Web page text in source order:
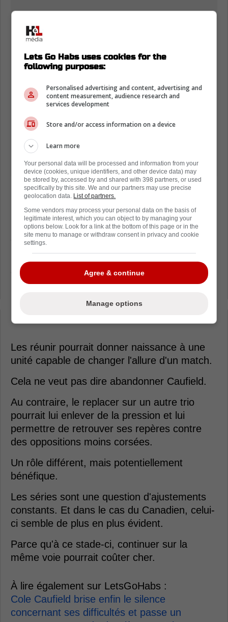
Le contraste est frappant.
Dans un tel contexte, une question s'impose :
pourquoi ne pas regrouper les joueurs qui
sont dangereux réellement?
et Demidov ont été les éléments les plus
menaçants sur la glace.
Les réunir pourrait donner naissance à une
unité capable de changer l'allure d'un match.
Cela ne veut pas dire abandonner Caufield.
Au contraire, le replacer sur un autre trio
pourrait lui enlever de la pression et lui
permettre de retrouver ses repères contre
des oppositions moins corsées.
Un rôle différent, mais potentiellement
bénéfique.
Les séries sont une question d'ajustements
constants. Et dans le cas du Canadien, celui-
ci semble de plus en plus évident.
Parce qu'à ce stade-ci, continuer sur la
même voie pourrait coûter cher.
À lire également sur LetsGoHabs :
Cole Caufield brise enfin le silence
concernant ses difficultés et passe un
Lets Go Habs uses cookies for the
following purposes:
Personalised advertising and content, advertising and
content measurement, audience research and
services development
Store and/or access information on a device
Learn more
Your personal data will be processed and information from your
device (cookies, unique identifiers, and other device data) may
be stored by, accessed by and shared with 398 partners, or used
specifically by this site. We and our partners may use precise
geolocation data. List of partners.
Some vendors may process your personal data on the basis of
legitimate interest, which you can object to by managing your
options below. Look for a link at the bottom of this page or in the
site menu to manage or withdraw consent in privacy and cookie
settings.
Agree & continue
Manage options